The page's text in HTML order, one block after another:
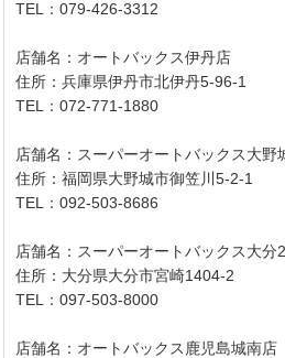
TEL：079-426-3312
店舗名：オートバックス伊丹店
住所：兵庫県伊丹市北伊丹5-96-1
TEL：072-771-1880
店舗名：スーパーオートバックス大野
住所：福岡県大野城市御笠川5-2-1
TEL：092-503-8686
店舗名：スーパーオートバックス大分
住所：大分県大分市宮崎1404-2
TEL：097-503-8000
店舗名：オートバックス鹿児島城南店